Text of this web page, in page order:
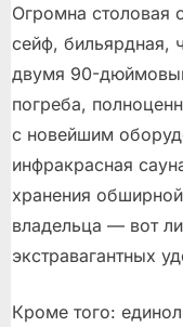
Огромна столовая
сейф, бильярдная,
двумя 90-
погреба,
с новейшим
инфракрасная
хранения
владельца — вот
экстравагантных
Кроме того: